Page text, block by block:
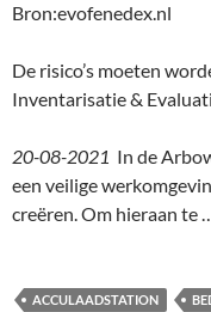
Bron:evofenedex.nl
De risico’s moeten
Inventarisatie &
20-08-2021 In de
een veilige
creëren. Om hieraan te
ACCULAADSTATION